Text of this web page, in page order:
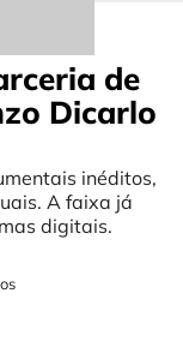
de
Dicarlo
inéditos,
A faixa já
digitais.